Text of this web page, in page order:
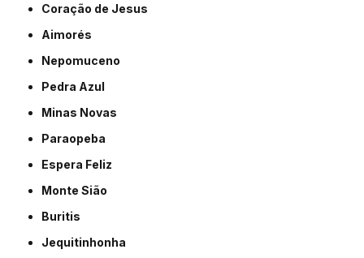
Coração de Jesus
Aimorés
Nepomuceno
Pedra Azul
Minas Novas
Paraopeba
Espera Feliz
Monte Sião
Buritis
Jequitinhonha